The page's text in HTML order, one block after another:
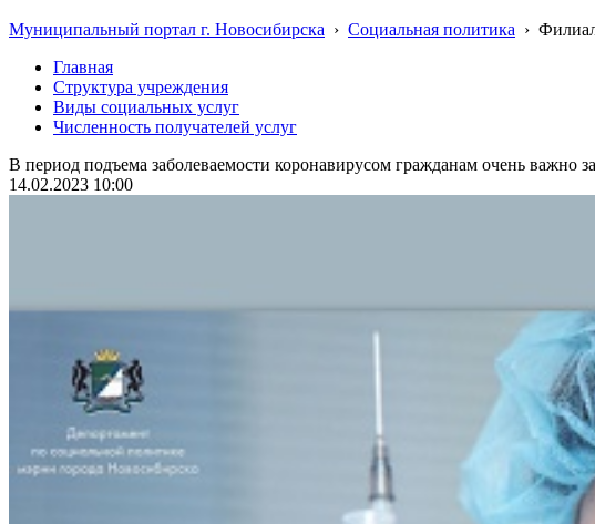
Муниципальный портал г. Новосибирска › Социальная политика ›
Главная
Структура учреждения
Виды социальных услуг
Численность получателей услуг
В период подъема заболеваемости коронавирусом гражданам очень важно
14.02.2023 10:00